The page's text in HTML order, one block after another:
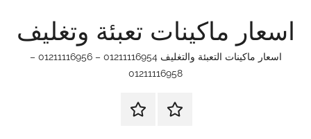
اسعار ماكينات تعبئة وتغليف
اسعار ماكينات التعبئة والتغليف 01211116954 – 01211116956 –
01211116958
الرئيسيهاتـصـل